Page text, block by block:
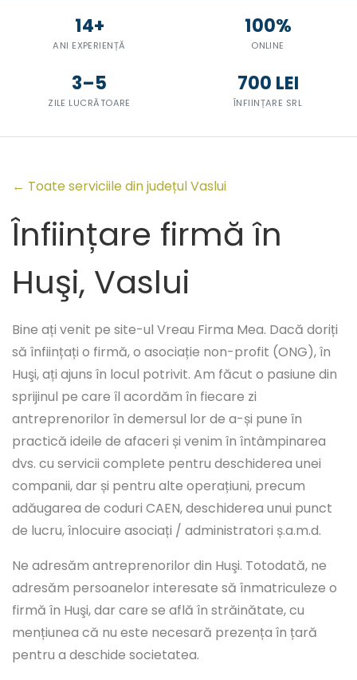
14+
ANI EXPERIENȚĂ
100%
ONLINE
3–5
ZILE LUCRĂTOARE
700 LEI
ÎNFIINȚARE SRL
← Toate serviciile din județul Vaslui
Înființare firmă în
Huşi, Vaslui
Bine ați venit pe site-ul Vreau Firma Mea. Dacă doriți
să înființați o firmă, o asociație non-profit (ONG), în
Huşi, ați ajuns în locul potrivit. Am făcut o pasiune din
sprijinul pe care îl acordăm în fiecare zi
antreprenorilor în demersul lor de a-și pune în
practică ideile de afaceri și venim în întâmpinarea
dvs. cu servicii complete pentru deschiderea unei
companii, dar și pentru alte operațiuni, precum
adăugarea de coduri CAEN, deschiderea unui punct
de lucru, înlocuire asociați / administratori ș.a.m.d.
Ne adresăm antreprenorilor din Huşi. Totodată, ne
adresăm persoanelor interesate să înmatriculeze o
firmă în Huşi, dar care se află în străinătate, cu
mențiunea că nu este necesară prezența în țară
pentru a deschide societatea.